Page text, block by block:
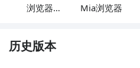
浏览器
Mia浏览器
历史版本